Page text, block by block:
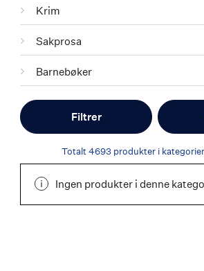
Krim
Sakprosa
Barnebøker
Filtrer
Totalt 4693produkter i
Ingen produkter i denne